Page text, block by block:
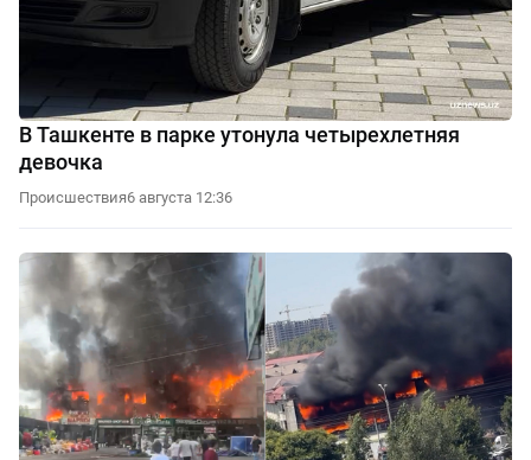
В Ташкенте в парке утонула четырехлетняя
девочка
Происшествия6 августа 12:36